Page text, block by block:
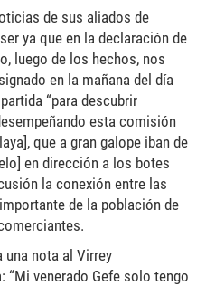
de sus aliados de
ya que en la declaración de
luego de los hechos, nos
en la mañana del día
“para descubrir
esta comisión
que a gran galope iban de
en dirección a los botes
la conexión entre las
de la población de
una nota al Virrey
“Mi venerado Gefe solo tengo